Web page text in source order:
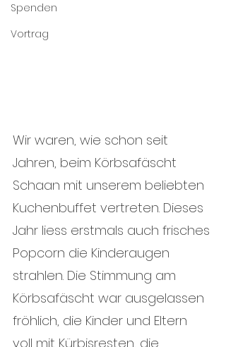
Spenden
Vortrag
Wir waren, wie schon seit
Jahren, beim Körbsafäscht
Schaan mit unserem beliebten
Kuchenbuffet vertreten. Dieses
Jahr liess erstmals auch frisches
Popcorn die Kinderaugen
strahlen. Die Stimmung am
Körbsafäscht war ausgelassen
fröhlich, die Kinder und Eltern
voll mit Kürbisresten, die